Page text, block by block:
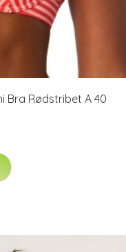
Bra Rødstribet A 40